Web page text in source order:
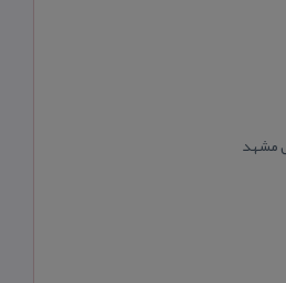
مشهد